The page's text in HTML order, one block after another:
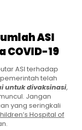
ASI
COVID-19
ASI terhadap
telah
untuk divaksinasi,
Jangan
yang seringkali
Hospital of